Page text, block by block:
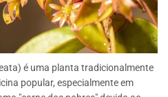
é uma planta tradicionalmente
popular, especialmente em